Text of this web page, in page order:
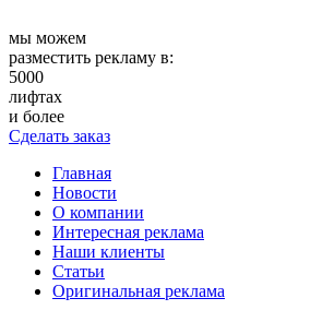
мы можем
разместить рекламу в:
5000
лифтах
и более
Сделать заказ
Главная
Новости
О компании
Интересная реклама
Наши клиенты
Статьи
Оригинальная реклама